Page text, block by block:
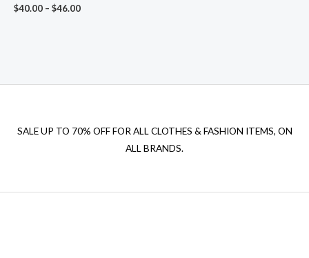
$40.00 – $46.00
SALE UP TO 70% OFF FOR ALL CLOTHES & FASHION ITEMS, ON
ALL BRANDS.